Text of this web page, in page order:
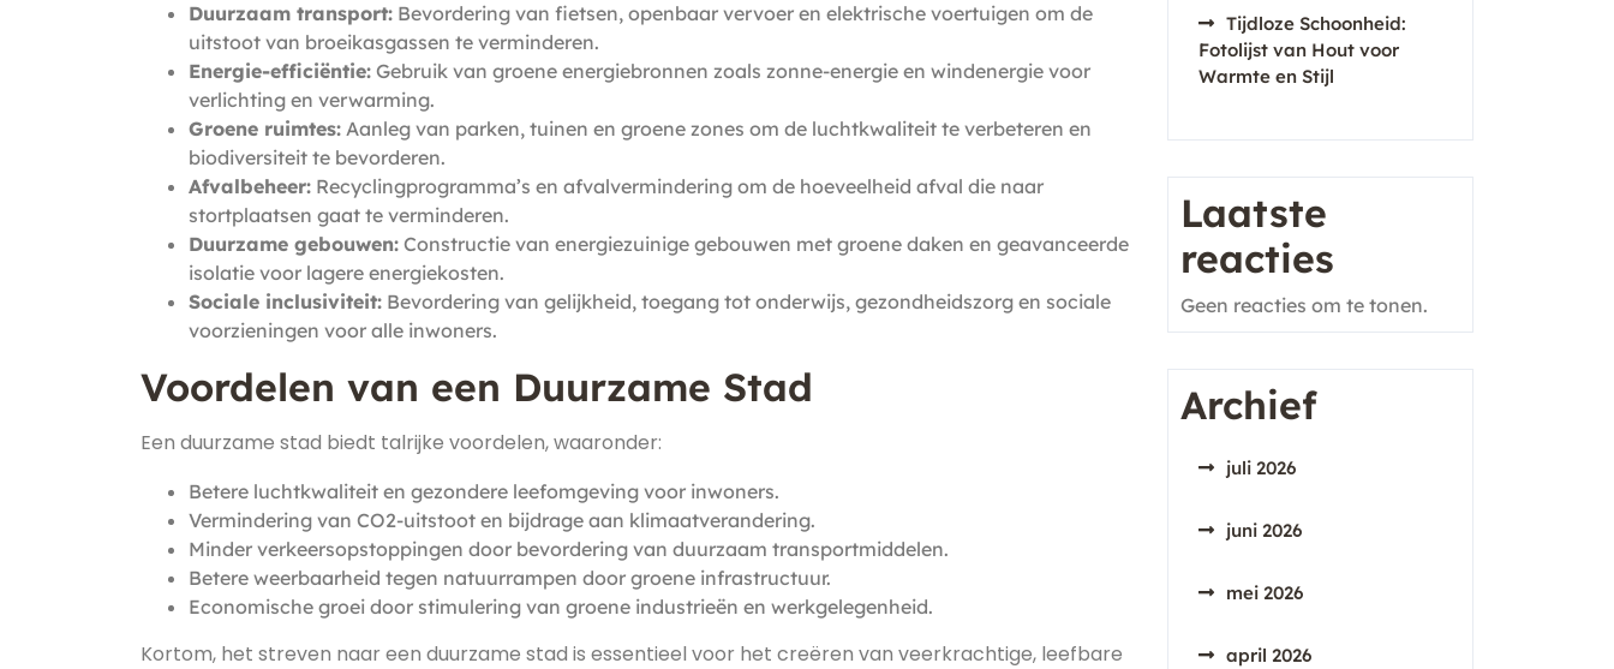
Duurzaam transport: Bevordering van fietsen, openbaar vervoer en elektrische voertuigen om de
uitstoot van broeikasgassen te verminderen.
Energie-efficiëntie: Gebruik van groene energiebronnen zoals zonne-energie en windenergie voor
verlichting en verwarming.
Groene ruimtes: Aanleg van parken, tuinen en groene zones om de luchtkwaliteit te verbeteren en
biodiversiteit te bevorderen.
Afvalbeheer: Recyclingprogramma’s en afvalvermindering om de hoeveelheid afval die naar
stortplaatsen gaat te verminderen.
Duurzame gebouwen: Constructie van energiezuinige gebouwen met groene daken en geavanceerde
isolatie voor lagere energiekosten.
Sociale inclusiviteit: Bevordering van gelijkheid, toegang tot onderwijs, gezondheidszorg en sociale
voorzieningen voor alle inwoners.
Voordelen van een Duurzame Stad
Een duurzame stad biedt talrijke voordelen, waaronder:
Betere luchtkwaliteit en gezondere leefomgeving voor inwoners.
Vermindering van CO2-uitstoot en bijdrage aan klimaatverandering.
Minder verkeersopstoppingen door bevordering van duurzaam transportmiddelen.
Betere weerbaarheid tegen natuurrampen door groene infrastructuur.
Economische groei door stimulering van groene industrieën en werkgelegenheid.
Kortom, het streven naar een duurzame stad is essentieel voor het creëren van veerkrachtige, leefbare
Tijdloze Schoonheid:
Fotolijst van Hout voor
Warmte en Stijl
Laatste
reacties
Geen reacties om te tonen.
Archief
juli 2026
juni 2026
mei 2026
april 2026